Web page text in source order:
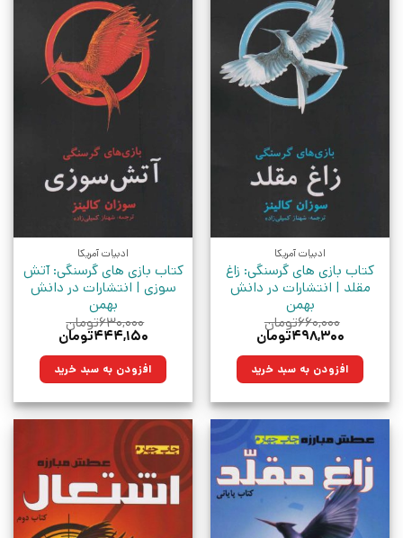
ادبیات آمریکا
کتاب بازی های گرسنگی: زاغ
مقلد | انتشارات در دانش
بهمن
۶۶۰,۰۰۰تومان
قیمت
۶۶۰,۰۰۰تومان
بود.
۴۹۸,۳۰۰تومان
۴۹۸,۳۰۰تومان.افزودن به سبد خرید
ادبیات آمریکا
کتاب بازی های گرسنگی: آتش
سوزی | انتشارات در دانش
بهمن
۶۳۰,۰۰۰تومان
قیمت
۶۳۰,۰۰۰تومان
بود.
۴۴۴,۱۵۰تومان
۴۴۴,۱۵۰تومان.افزودن به سبد خرید